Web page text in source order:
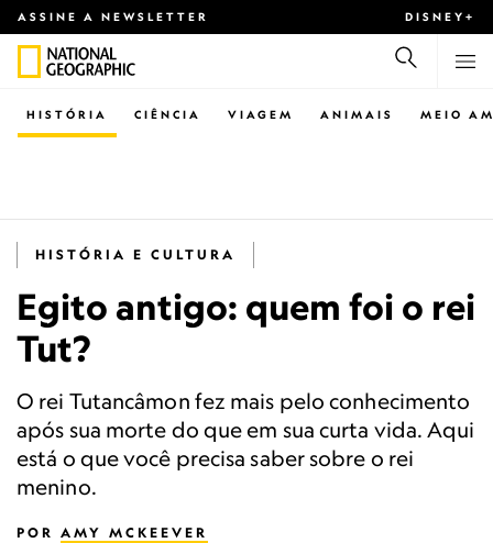
ASSINE A NEWSLETTER DISNEY+
CIÊNCIA VIAGEM ANIMAIS
HISTÓRIA MEIO
HISTÓRIA E CULTURA
Egito antigo: quem foi o rei
Tut?
O rei Tutancâmon fez mais pelo conhecimento
após sua morte do que em sua curta vida. Aqui
está o que você precisa saber sobre o rei
menino.
POR AMY MCKEEVER